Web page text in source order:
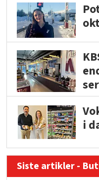
i
Siste artikler -